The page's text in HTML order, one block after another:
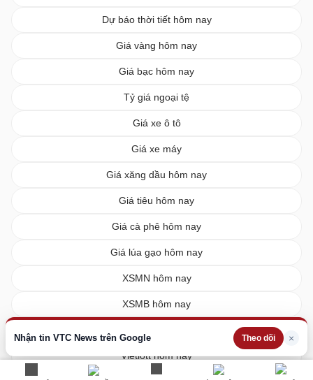
Nhận tin VTC News trên Google Theo dõi ×
Dự báo thời tiết hôm nay
Giá vàng hôm nay
Giá bạc hôm nay
Tỷ giá ngoại tệ
Giá xe ô tô
Giá xe máy
Giá xăng dầu hôm nay
Giá tiêu hôm nay
Giá cà phê hôm nay
Giá lúa gạo hôm nay
XSMN hôm nay
XSMB hôm nay
Vietlott hôm nay